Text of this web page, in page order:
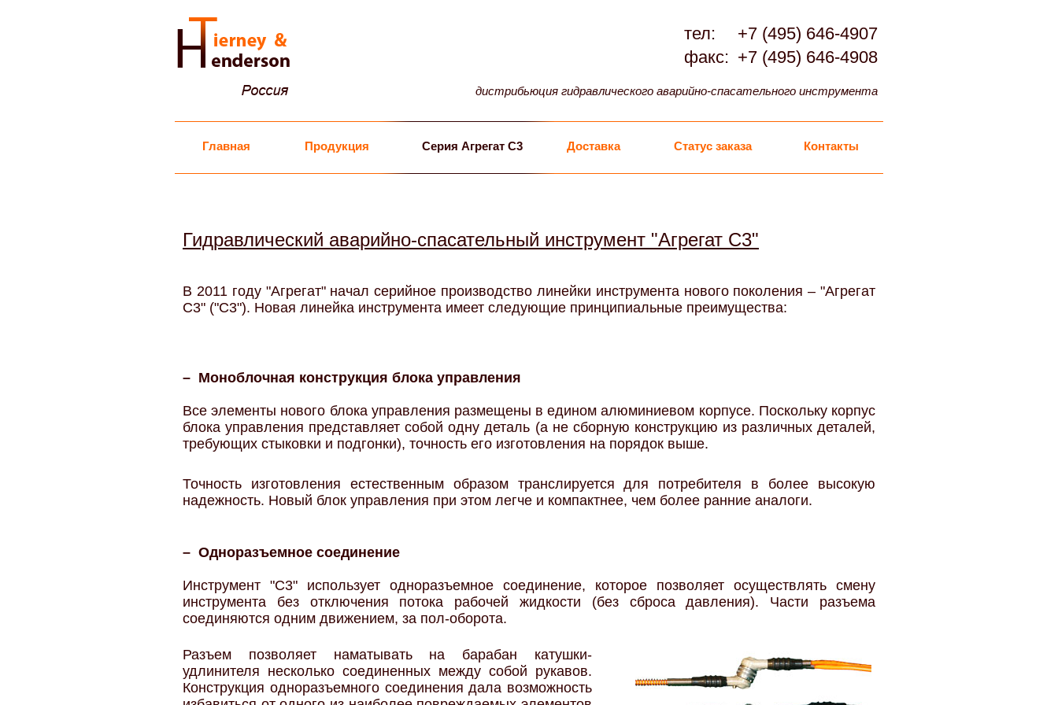
тел:
факс:
+7 (495) 646-4907
+7 (495) 646-4908
дистрибьюция гидравлического аварийно-спасательного инструмента
Главная Продукция Серия Агрегат С3 Доставка Статус заказа Контакты
Гидравлический аварийно-спасательный инструмент "Агрегат С3"
В 2011 году "Агрегат" начал серийное производство линейки инструмента нового поколения – "Агрегат
С3" ("С3"). Новая линейка инструмента имеет следующие принципиальные преимущества:
– Моноблочная конструкция блока управления
Все элементы нового блока управления размещены в едином алюминиевом корпусе. Поскольку корпус
блока управления представляет собой одну деталь (а не сборную конструкцию из различных деталей,
требующих стыковки и подгонки), точность его изготовления на порядок выше.
Точность изготовления естественным образом транслируется для потребителя в более высокую
надежность. Новый блок управления при этом легче и компактнее, чем более ранние аналоги.
– Одноразъемное соединение
Инструмент "С3" использует одноразъемное соединение, которое позволяет осуществлять смену
инструмента без отключения потока рабочей жидкости (без сброса давления). Части разъема
соединяются одним движением, за пол-оборота.
Разъем позволяет наматывать на барабан катушки-
удлинителя несколько соединенных между собой рукавов.
Конструкция одноразъемного соединения дала возможность